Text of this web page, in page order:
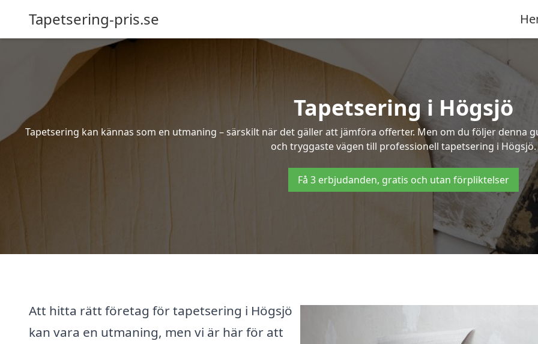
Tapetsering-pris.se
Tapetsering i Högsjö
Tapetsering kan kännas som en utmaning – särskilt när det gäller att jämföra offerter. Men om du följer denna
och tryggaste vägen till professionell tapetsering i Högsjö.
Få 3 erbjudanden, gratis och utan förpliktelser
Att hitta rätt företag för tapetsering i Högsjö
kan vara en utmaning, men vi är här för att